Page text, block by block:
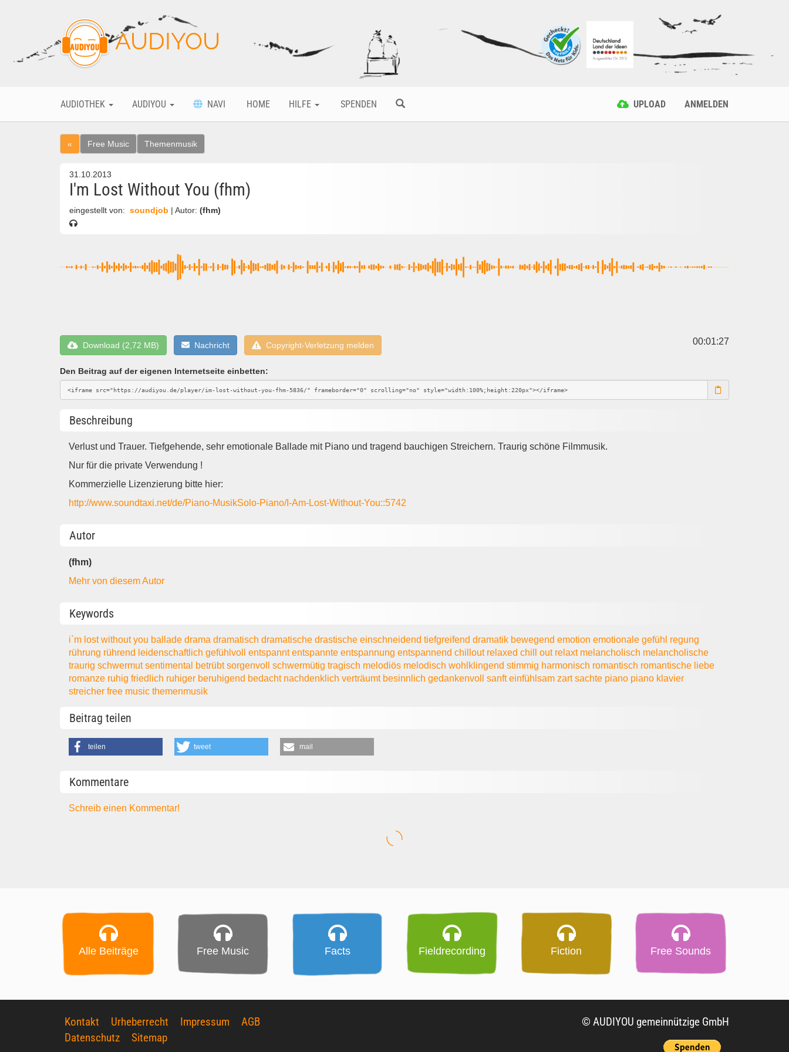
AUDIYOU
AUDIOTHEK AUDIYOU NAVI HOME HILFE SPENDEN UPLOAD ANMELDEN
« Free Music Themenmusik
31.10.2013
I'm Lost Without You (fhm)
eingestellt von: soundjob | Autor: (fhm)
Download (2,72 MB) Nachricht Copyright-Verletzung melden 00:01:27
Den Beitrag auf der eigenen Internetseite einbetten:
Beschreibung
Verlust und Trauer. Tiefgehende, sehr emotionale Ballade mit Piano und tragend bauchigen Streichern. Traurig schöne Filmmusik.
Nur für die private Verwendung !
Kommerzielle Lizenzierung bitte hier:
http://www.soundtaxi.net/de/Piano-MusikSolo-Piano/I-Am-Lost-Without-You::5742
Autor
(fhm)
Mehr von diesem Autor
Keywords
i`m lost without you balladedramadramatischdramatischedrastischeeinschneidendtiefgreifenddramatik bewegendemotionemotionalegefühl regung
rührung rührend leidenschaftlichgefühlvollentspanntentspannteentspannungentspannendchillout relaxedchill out relaxt melancholisch melancholische
traurigschwermutsentimental betrübtsorgenvollschwermütigtragisch melodiös melodischwohlklingendstimmig harmonisch romantisch romantische liebe
romanze ruhigfriedlich ruhiger beruhigend bedacht nachdenklichverträumt besinnlichgedankenvollsanfteinfühlsamzartsachte piano piano klavier
streicherfree musicthemenmusik
Beitrag teilen
teilen tweet mail
Kommentare
Schreib einen Kommentar!
Alle Beiträge Free Music Facts Fieldrecording Fiction Free Sounds
Kontakt Urheberrecht Impressum
AGB
Datenschutz
Sitemap
© AUDIYOU gemeinnützige GmbH